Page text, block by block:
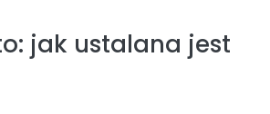
jak ustalana jest